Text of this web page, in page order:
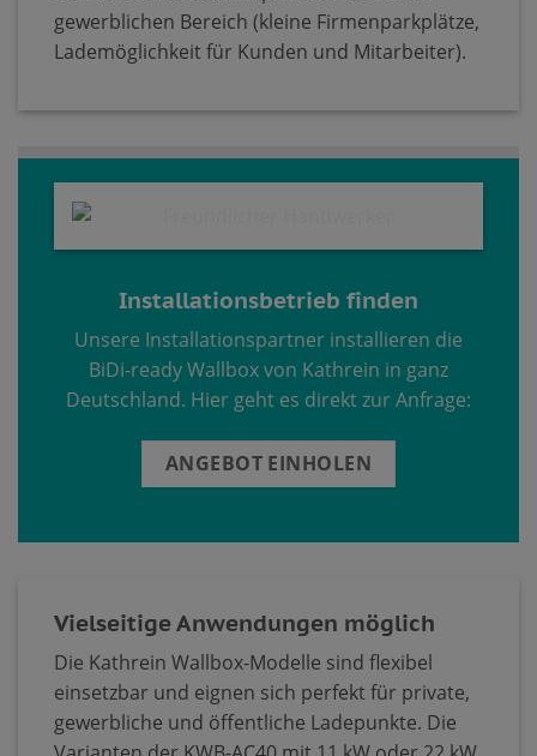
gewerblichen Bereich (kleine Firmenparkplätze,
Lademöglichkeit für Kunden und Mitarbeiter).
Installationsbetrieb finden
Unsere Installationspartner installieren die
BiDi-ready Wallbox von Kathrein in ganz
Deutschland. Hier geht es direkt zur Anfrage:
ANGEBOT EINHOLEN
Vielseitige Anwendungen möglich
Die Kathrein Wallbox-Modelle sind flexibel
einsetzbar und eignen sich perfekt für private,
gewerbliche und öffentliche Ladepunkte. Die